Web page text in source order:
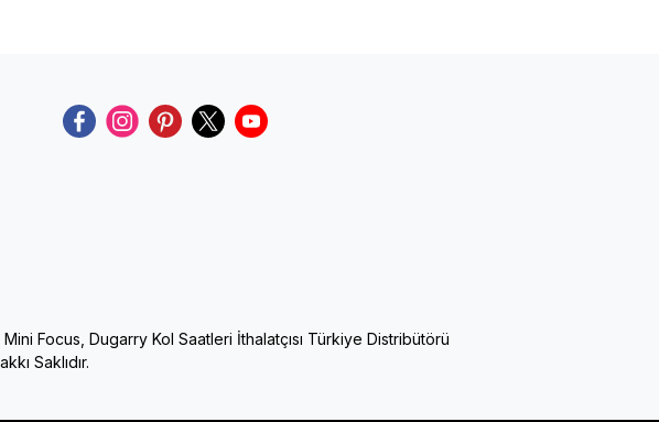
Focus, Dugarry Kol Saatleri İthalatçısı Türkiye Distribütörü
Saklıdır.